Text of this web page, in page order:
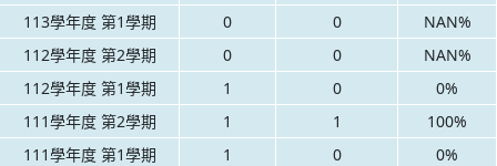
113學年度 第1學期
0 0
NAN%
112學年度 第2學期
0 0
NAN%
112學年度 第1學期
1 0
0%
111學年度 第2學期
1 1
100%
111學年度 第1學期
1 0
0%